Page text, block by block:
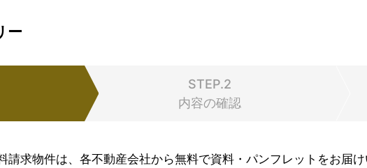
ー
STEP.2
内容の確認
請求物件は、各不動産会社から無料で資料・パンフレットをお届